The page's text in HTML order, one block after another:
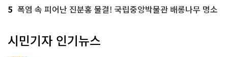
5 폭염 속 피어난 진분홍 물결! 국립중앙박물관 배롱나무 명소
시민기자 인기뉴스